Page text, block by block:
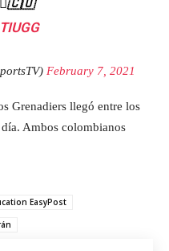
February 7, 2021
Grenadiers llegó entre los
Ambos colombianos
EasyPost